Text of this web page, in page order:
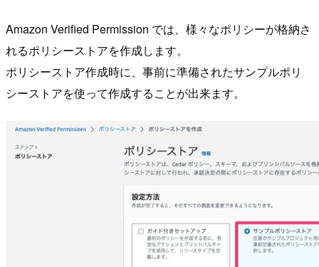
Amazon Verified Permission では、様々なポリシーが格納さ
れるポリシーストアを作成します。
ポリシーストア作成時に、事前に準備されたサンプルポリ
シーストアを使って作成することが出来ます。